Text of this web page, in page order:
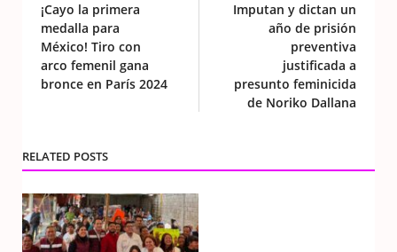
¡Cayo la primera
medalla para
México! Tiro con
arco femenil gana
bronce en París 2024
Imputan y dictan un
año de prisión
preventiva
justificada a
presunto feminicida
de Noriko Dallana
RELATED POSTS